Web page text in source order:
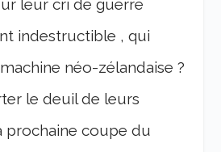
leur cri de guerre
indestructible , qui
néo-zélandaise ?
le deuil de leurs
prochaine coupe du